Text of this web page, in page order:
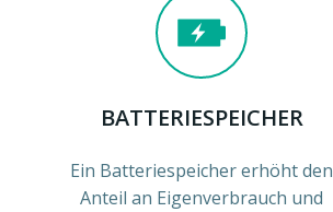
BATTERIESPEICHER
Ein Batteriespeicher erhöht den
Anteil an Eigenverbrauch und